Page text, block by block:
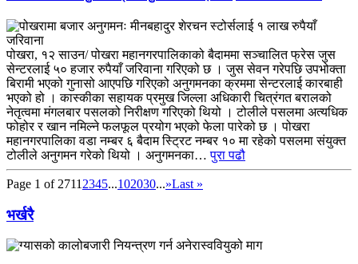
पोखरा, १२ साउन/ पोखरा महानगरपालिकाको बैदाममा सञ्चालित फ्रेस जुस
सेन्टरलाई ५० हजार रुपैयाँ जरिवाना गरिएको छ । जुस सेवन गरेपछि उपभोक्ता
बिरामी भएको गुनासो आएपछि गरिएको अनुगमनका क्रममा सेन्टरलाई कारबाही
भएको हो । कास्कीका सहायक प्रमुख जिल्ला अधिकारी चित्रंगत बरालको
नेतृत्वमा मंगलबार पसलको निरीक्षण गरिएको थियो । टोलीले पसलमा अत्यधिक
फोहोर र खान नमिल्ने फलफूल प्रयोग भएको फेला पारेको छ । पोखरा
महानगरपालिका वडा नम्बर ६ बैदाम स्ट्रिट नम्बर १० मा रहेको पसलमा संयुक्त
टोलीले अनुगमन गरेको थियो । अनुगमनका…पुरा पढौ
Page 1 of 2711 2345...102030...»Last »
भर्खरै